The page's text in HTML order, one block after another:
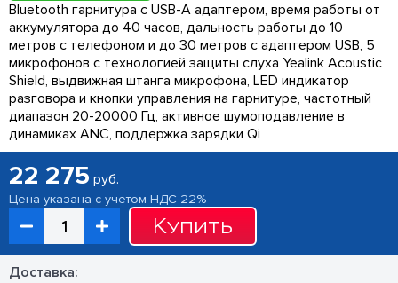
Bluetooth гарнитура с USB-A адаптером, время работы от
аккумулятора до 40 часов, дальность работы до 10
метров с телефоном и до 30 метров с адаптером USB, 5
микрофонов с технологией защиты слуха Yealink Acoustic
Shield, выдвижная штанга микрофона, LED индикатор
разговора и кнопки управления на гарнитуре, частотный
диапазон 20-20000 Гц, активное шумоподавление в
динамиках ANC, поддержка зарядки Qi
22 275 руб.
Цена указана с учетом НДС 22%
Купить
Доставка: